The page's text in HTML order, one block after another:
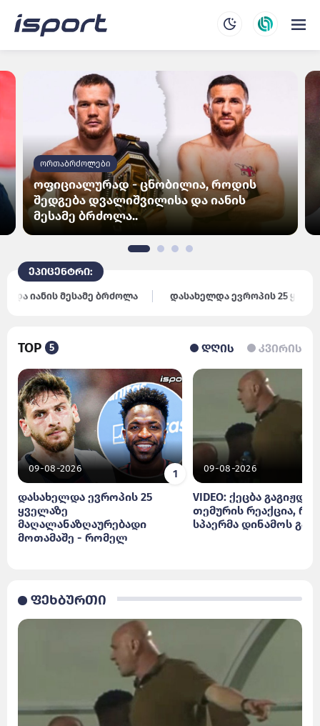
ორთაბრძოლები
ოფიციალურად - ცნობილია, როდის
შედგება დვალიშვილისა და იანის
მესამე ბრძოლა..
ეპიცენტრი:
მესამე ბრძოლა დასახელდა ევროპის 25 ყველაზე
TOP 5 ᲓᲦᲘᲡ ᲙᲕᲘᲠᲘᲡ
09-08-2026
დასახელდა ევროპის 25
ყველაზე
მაღალანაზღაურებადი
მოთამაშე - რომელ
09-08-2026
VIDEO: ქეცბა გაგიჟდა!
თემურის რეაქცია,
სპაერმა დინამოს
ფეხბურთი